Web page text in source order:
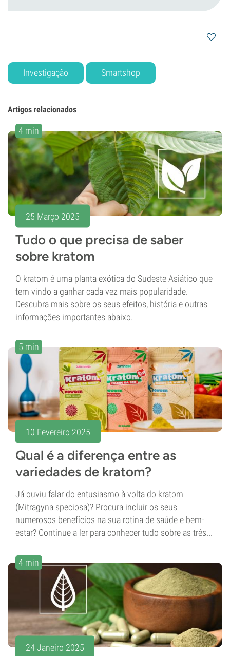
Investigação Smartshop
Artigos relacionados
4 min
25 Março 2025
Tudo o que precisa de saber
sobre kratom
O kratom é uma planta exótica do Sudeste Asiático que
tem vindo a ganhar cada vez mais popularidade.
Descubra mais sobre os seus efeitos, história e outras
informações importantes abaixo.
5 min
10 Fevereiro 2025
Qual é a diferença entre as
variedades de kratom?
Já ouviu falar do entusiasmo à volta do kratom
(Mitragyna speciosa)? Procura incluir os seus
numerosos benefícios na sua rotina de saúde e bem-
estar? Continue a ler para conhecer tudo sobre as três...
4 min
24 Janeiro 2025